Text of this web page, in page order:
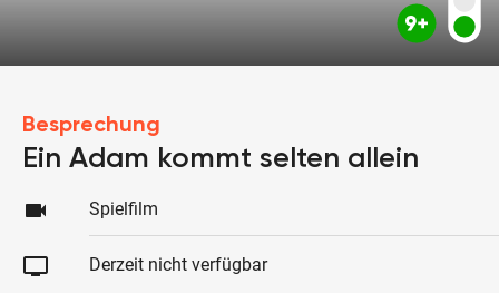
Besprechung
Ein Adam kommt selten allein
videocam Spielfilm
tv Derzeit nicht verfügbar